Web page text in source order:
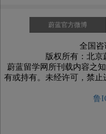
蔚蓝官方微博
全国咨
版权所有：北京
蔚蓝留学网所刊载内容之
有或持有。未经许可，禁
鲁